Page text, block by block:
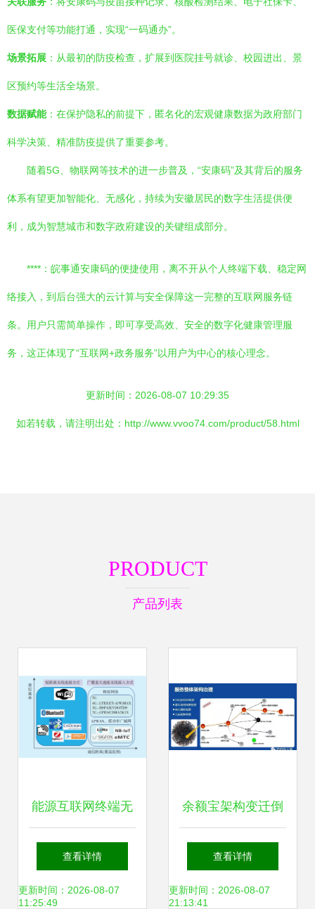
医保支付等功能打通，实现“一码通办”。
场景拓展 ：从最初的防疫检查，扩展到医院挂号就诊、校园进出、景
区预约等生活全场景。
数据赋能：在保护隐私的前提下，匿名化的宏观健康数据为政府部门
科学决策、精准防疫提供了重要参考。
随着5G、物联网等技术的进一步普及，“安康码”及其背后的服务
体系有望更加智能化、无感化，持续为安徽居民的数字生活提供便
利，成为智慧城市和数字政府建设的关键组成部分。
****：皖事通安康码的便捷使用，离不开从个人终端下载、稳定网
络接入，到后台强大的云计算与安全保障这一完整的互联网服务链
条。用户只需简单操作，即可享受高效、安全的数字化健康管理服
务，这正体现了“互联网+政务服务”以用户为中心的核心理念。
更新时间：2026-08-07 10:29:35
如若转载，请注明出处：http://www.vvoo74.com/product/58.html
PRODUCT
产品列表
能源互联网终端无
线接入技术研究
查看详情
更新时间：2026-08-07
11:25:49
余额宝架构变迁倒
逼出来的大规模服
务化及中台建设
查看详情
更新时间：2026-08-07
21:13:41